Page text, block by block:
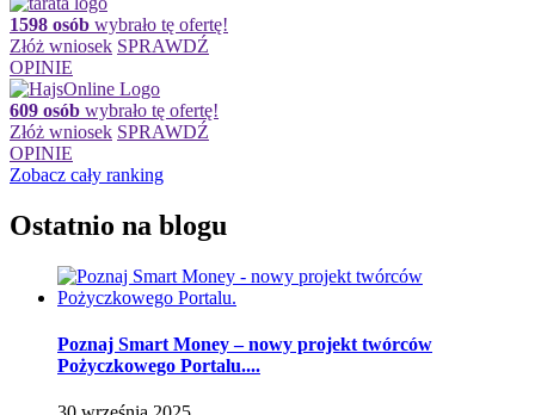
1598 osób wybrało tę ofertę!
Złóż wniosek SPRAWDŹ
OPINIE
609 osób wybrało tę ofertę!
Złóż wniosek SPRAWDŹ
OPINIE
Zobacz cały ranking
Ostatnio na blogu
Poznaj Smart Money – nowy projekt twórców
Pożyczkowego Portalu....